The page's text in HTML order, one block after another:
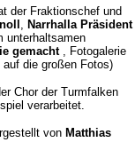
der Fraktionschef und
, Narrhalla Präsident
unterhaltsamen
gemacht , Fotogalerie
die großen Fotos)
Chor der Turmfalken
verarbeitet.
von Matthias